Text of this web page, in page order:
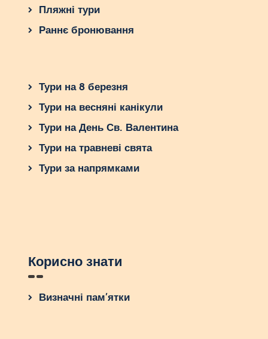
Пляжні тури
Раннє бронювання
Тури на 8 березня
Тури на весняні канікули
Тури на День Св. Валентина
Тури на травневі свята
Тури за напрямками
Корисно знати
Визначні пам’ятки